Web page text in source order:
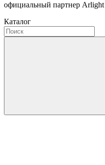
официальный партнер Arlight
Каталог